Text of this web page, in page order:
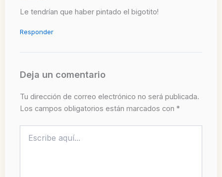
Le tendrían que haber pintado el bigotito!
Responder
Deja un comentario
Tu dirección de correo electrónico no será publicada.
Los campos obligatorios están marcados con *
aquí...